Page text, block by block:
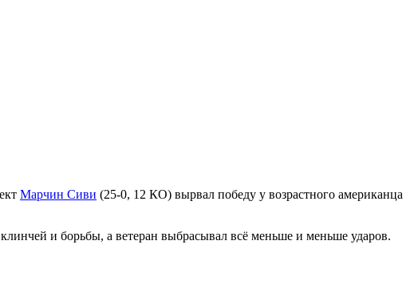
Марчин Сиви (25-0, 12 КО) вырвал победу у возрастного американца
и борьбы, а ветеран выбрасывал всё меньше и меньше ударов.